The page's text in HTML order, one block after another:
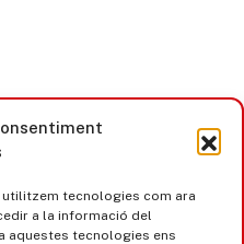
tecnologies com ara
a la informació del
aquestes tecnologies ens